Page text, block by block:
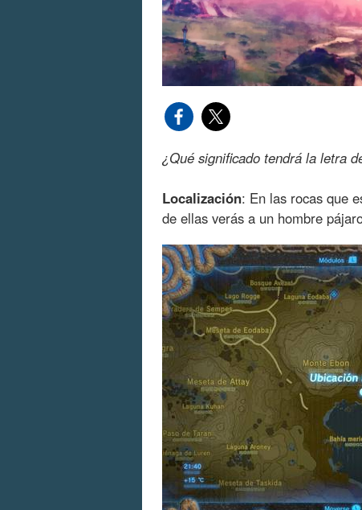
¿Qué significado tendrá la letra
Localización: En las rocas que
de ellas verás a un hombre